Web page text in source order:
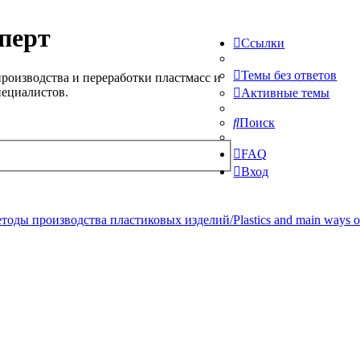
и переработки пластмасс и
Ссылки
Темы без ответов
Активные темы
Поиск
FAQ
Вход
производства пластиковых изделий/Plastics and main ways